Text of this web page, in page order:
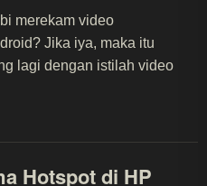
merekam video
Jika iya, maka itu
lagi dengan istilah video
Hotspot di HP